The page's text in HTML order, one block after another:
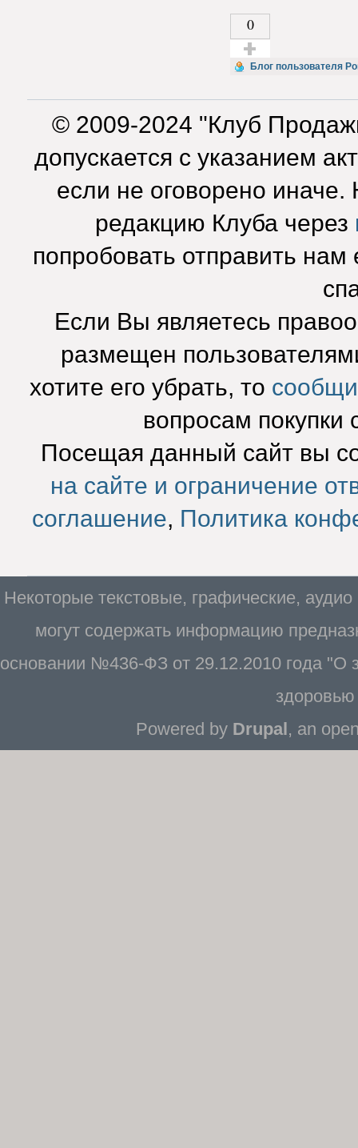
0
Голос за!
Блог пользователя
© 2009-2024 "Клуб
допускается с указанием
если не оговорено
редакцию Клуба через
попробовать отправить нам
Если Вы являетесь
размещен
хотите его убрать, то
вопросам покупки
Посещая данный сайт вы
на сайте и ограничение
соглашение, Политика
Некоторые текстовые, графические,
могут содержать информацию
основании №436-ФЗ от 29.12.2010 года "О
Powered by Drupal , an